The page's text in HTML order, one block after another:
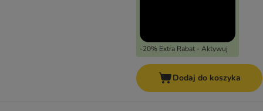
-20% Extra Rabat - Aktywuj
Dodaj do koszyka